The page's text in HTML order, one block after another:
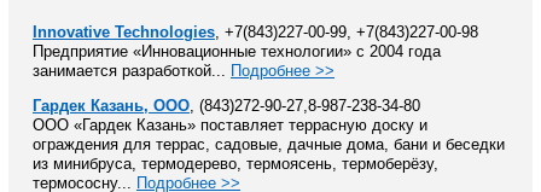
Innovative Technologies, +7(843)227-00-99, +7(843)227-00-98
Предприятие «Инновационные технологии» с 2004 года
занимается разработкой... Подробнее >>
Гардек Казань, ООО, (843)272-90-27,8-987-238-34-80
ООО «Гардек Казань» поставляет террасную доску и
ограждения для террас, садовые, дачные дома, бани и беседки
из минибруса, термодерево, термоясень, термоберёзу,
термососну... Подробнее >>